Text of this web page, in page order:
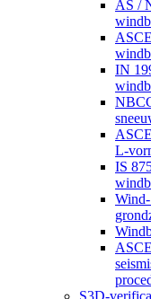
AS /
IN
L-
IS